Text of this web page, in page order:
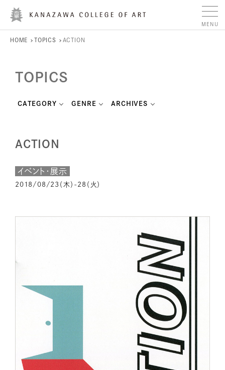
HOME TOPICS ACTION
TOPICS
CATEGORY GENRE ARCHIVES
ACTION
イベント・展示
2018/08/23（木）-28（火）